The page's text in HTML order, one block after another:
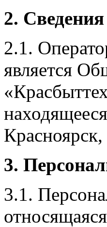
2.
2.1.
является
3.
3.1.